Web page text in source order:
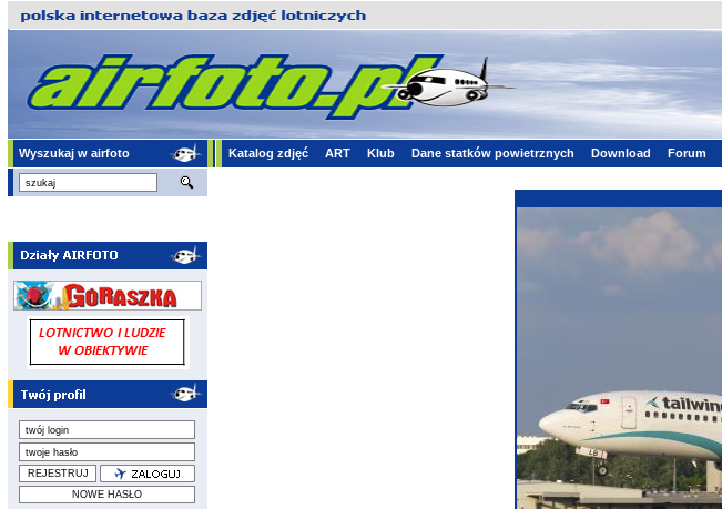
Wyszukaj w airfoto Katalog zdjęć ART Klub Dane statków powietrznych Download Forum